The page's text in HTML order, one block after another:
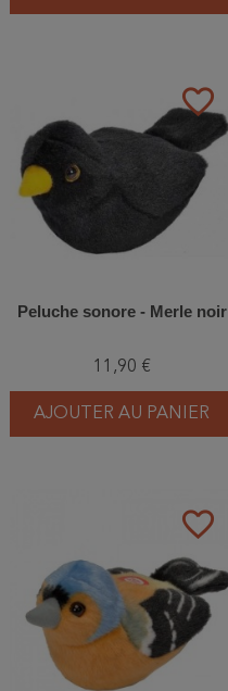
favorite_border
Peluche sonore - Merle noir
11,90 €
AJOUTER AU PANIER
favorite_border